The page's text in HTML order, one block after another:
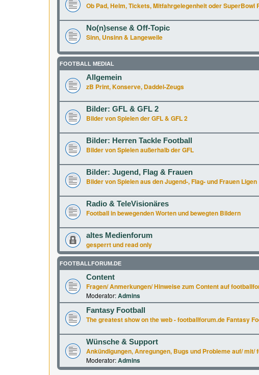
Ob Pad, Helm, Tickets, Mitfahrgelegenheit oder SuperBowl
No(n)sense & Off-Topic
Sinn, Unsinn & Langeweile
FOOTBALL MEDIAL
Allgemein
zB Print, Konserve, Daddel-Zeugs
Bilder: GFL & GFL 2
Bilder von Spielen der GFL & GFL 2
Bilder: Herren Tackle Football
Bilder von Spielen außerhalb der GFL
Bilder: Jugend, Flag & Frauen
Bilder von Spielen aus den Jugend-, Flag- und Frauen Ligen
Radio & TeleVisionäres
Football in bewegenden Worten und bewegten Bildern
altes Medienforum
gesperrt und read only
FOOTBALLFORUM.DE
Content
Fragen/ Anmerkungen/ Hinweise zum Content auf
Moderator:Admins
Fantasy Football
The greatest show on the web - footballforum.de Fantasy
Wünsche & Support
Ankündigungen, Anregungen, Bugs und Probleme auf/ mit/
Moderator:Admins